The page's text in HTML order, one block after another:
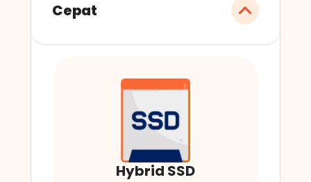
Cepat
Hybrid SSD